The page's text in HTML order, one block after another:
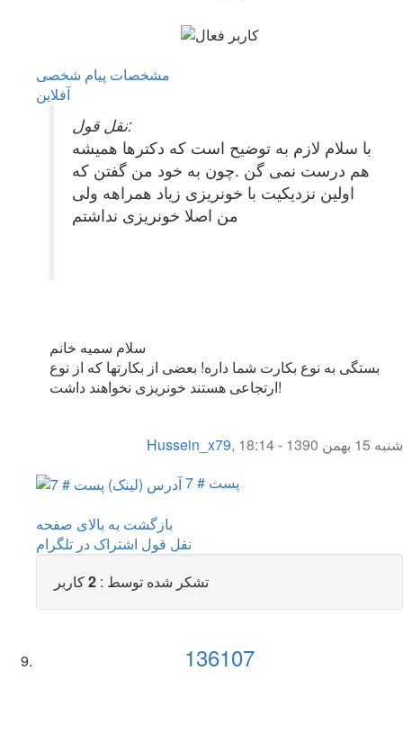
مشخصات پیام شخصی
آفلاين
نقل قول:
با سلام لازم به توضیح است که دکترها همیشه
هم درست نمی گن .چون به خود من گفتن که
اولین نزدیکیت با خونریزی زیاد همراهه ولی
من اصلا خونریزی نداشتم
سلام سمیه خانم
بستگی به نوع بکارت شما داره! بعضی از بکارتها که از نوع
ارتجاعی هستند خونریزی نخواهند داشت!
Hussein_x79,
شنبه 15 بهمن 1390 - 18:14
پست # 7
بازگشت به بالای صفحه
نقل قول اشتراک در تلگرام
تشکر شده توسط : 2کاربر
136107